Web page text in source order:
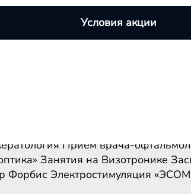
Занятия на Визотронике
Электростимуляция «ЭСОМ»
Прием врача-
Занятия на Визотронике
Форбис Электростимуляция
Условия акции